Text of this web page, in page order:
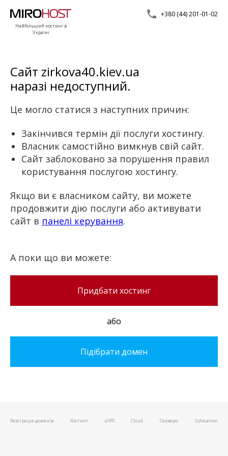
Найбільший хостинг в
Україні
+380 (44) 201-01-02
Сайт zirkova40.kiev.ua
наразі недоступний.
Це могло статися з наступних причин:
Закінчився термін дії послуги хостингу.
Власник самостійно вимкнув свій сайт.
Сайт заблоковано за порушення правил
користування послугою хостингу.
Якщо ви є власником сайту, ви можете
продовжити дію послуги або активувати
сайт в панелі керування.
А поки що ви можете:
Придбати хостинг
або
Підібрати домен
Реєстрація доменів Хостинг eVPS Cloud Сервери Colocation